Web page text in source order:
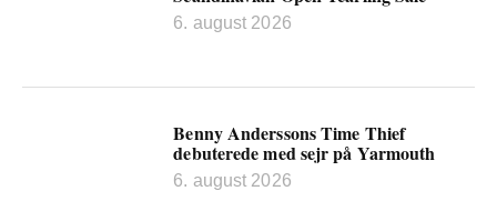
6. august 2026
Benny Anderssons Time Thief
debuterede med sejr på Yarmouth
6. august 2026